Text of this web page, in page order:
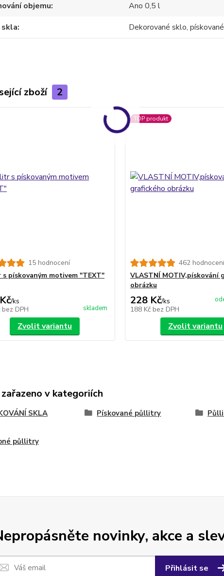
objemu
Ano 0,5 l
skla
Dekorované sklo,
zboží 2
15 hodnocení
pískovaným motivem "TEXT"
/ks
bez DPH skladem
Zvolit variantu
TOP produkt
462 hodnocení
VLASTNÍ MOTIV,pískování
obrázku
228 Kč/ks
188 Kč bez DPH
Zvolit variantu
v kategoriích
SKLA Pískované půllitry
půllitry
novinky, akce a
Přihlásit se